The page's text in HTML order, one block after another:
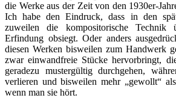
die Werke aus der Zeit von den 1930er-
Ich habe den Eindruck, dass in den
zuweilen die kompositorische Technik
Erfindung obsiegt. Oder anders
diesen Werken bisweilen zum Handwerk
zwar einwandfreie Stücke hervorbringt,
geradezu mustergültig durchgehen,
verlieren und bisweilen mehr „gewollt“
wenn man sie hört.